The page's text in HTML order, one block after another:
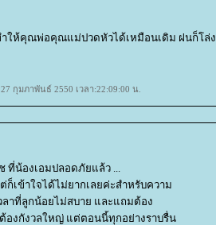
ำให้คุณพ่อคุณแม่ปวดหัวได้เหมือนเดิม ฝนก็โล่
กุมภาพันธ์ 2550 เวลา:22:09:00 น.
น้องเอมปลอดภัยแล้ว ...
เข้าใจได้ไม่ยากเลยค่ะสำหรับความ
ลาที่ลูกน้อยไม่สบาย และแถมต้อง
องกังวลใหญ่ แต่ตอนนี้ทุกอย่างราบรื่น